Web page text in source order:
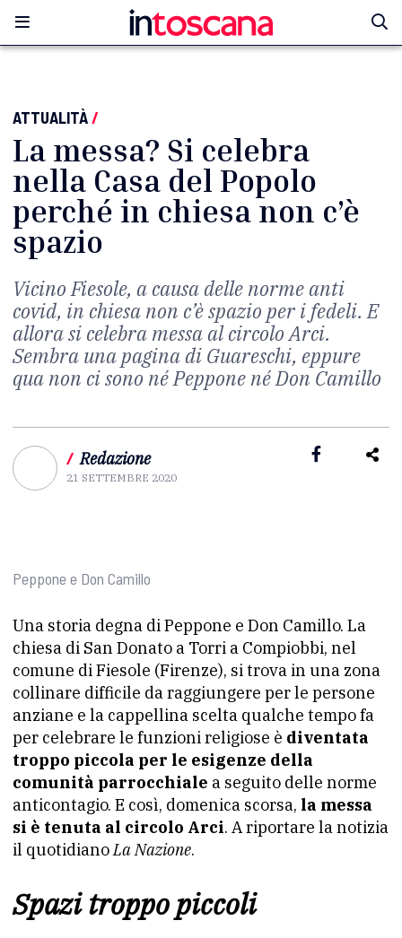
ATTUALITÀ/
La messa? Si celebra
nella Casa del Popolo
perché in chiesa non c’è
spazio
Vicino Fiesole, a causa delle norme anti
covid, in chiesa non c’è spazio per i fedeli. E
allora si celebra messa al circolo Arci.
Sembra una pagina di Guareschi, eppure
qua non ci sono né Peppone né Don Camillo
/ Redazione
21 SETTEMBRE 2020
Peppone e Don Camillo
Una storia degna di Peppone e Don Camillo. La
chiesa di San Donato a Torri a Compiobbi, nel
comune di Fiesole (Firenze), si trova in una zona
collinare difficile da raggiungere per le persone
anziane e la cappellina scelta qualche tempo fa
per celebrare le funzioni religiose è diventata
troppo piccola per le esigenze della
comunità parrocchiale a seguito delle norme
anticontagio. E così, domenica scorsa, la messa
si è tenuta al circolo Arci. A riportare la notizia
il quotidianoLa Nazione.
Spazi troppo piccoli